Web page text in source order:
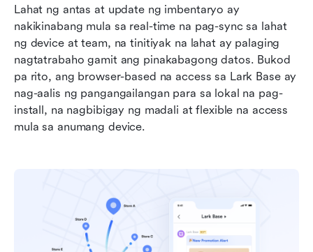
Lahat ng antas at update ng imbentaryo ay
nakikinabang mula sa real-time na pag-sync sa lahat
ng device at team, na tinitiyak na lahat ay palaging
nagtatrabaho gamit ang pinakabagong datos. Bukod
pa rito, ang browser-based na access sa Lark Base ay
nag-aalis ng pangangailangan para sa lokal na pag-
install, na nagbibigay ng madali at flexible na access
mula sa anumang device.